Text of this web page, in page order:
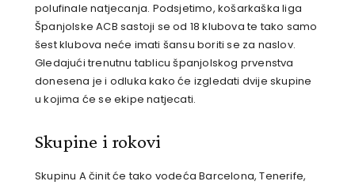
polufinale natjecanja. Podsjetimo, košarkaška liga
Španjolske ACB sastoji se od 18 klubova te tako samo
šest klubova neće imati šansu boriti se za naslov.
Gledajući trenutnu tablicu španjolskog prvenstva
donesena je i odluka kako će izgledati dvije skupine
u kojima će se ekipe natjecati.
Skupine i rokovi
Skupinu A činit će tako vodeća Barcelona, Tenerife,